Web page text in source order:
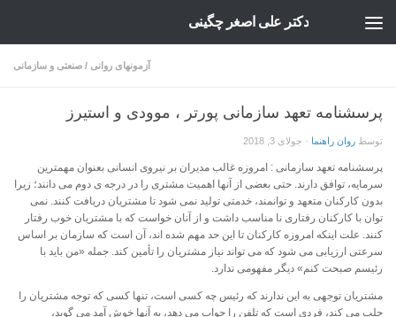
دکتر علی اصغر چگینی
آزمونهای روانی / صنعتی و سازمانی
پرسشنامه تعهد سازمانی پورتر ، موودی و استیرز
توسط روان راهنما · جولای 3, 2018
پرسشنامه تعهد سازمانی : امروزه غالب مدیران بر نیروی انسانی بعنوان مهمترین
سرمایه، توافق دارند. حتی بعضی از آنها اهمیت مشتری را در درجه ی دوم می دانند؛ زیرا
بدون کارکنان متعهد و توانمند، خدمتی تولید نمی شود تا مشتریان دریافت کنند. نمی
توان با کارکنان رفتاری نا مناسب داشت و از آنان خواست که با مشتریان خوب رفتار
کنند. علت اینکه امروزه کارکنان تا این حد مهم شده اند، آن است که سازمان بر اساس
سرعتی ارزیابی می شود که می تواند نیاز مشتریان را تأمین کند. جمله «من باید با
رئیسم صبحت کنم» دیگر مفهومی ندارد.
مشتریان توجهی به این ندارند که رئیس چه کسی است، تنها کسی که توجه مشتریان را
جلب می کند، فردی است که تلفن را جواب می دهد، به آنها خوش آمد می گوید،